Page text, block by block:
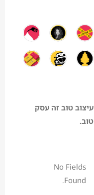
עיצוב טוב זה עסק
טוב.
No Fields
Found.